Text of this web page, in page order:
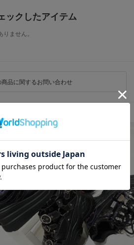
ックしたアイテム
ません。
商品に関するお問い合わせ